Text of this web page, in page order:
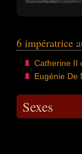
6 impératrice
Catherine II
Eugénie De
Sexes